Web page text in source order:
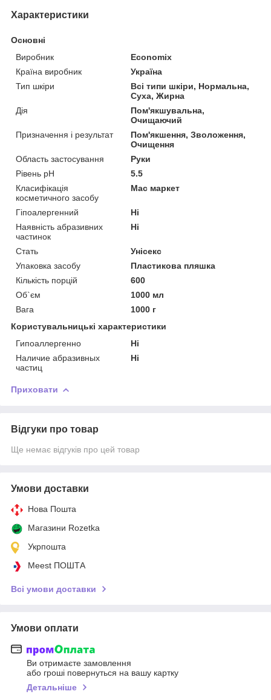
Характеристики
Основні
Виробник
Economix
Країна виробник
Україна
Тип шкіри
Всі типи шкіри, Нормальна,
Суха, Жирна
Дія
Пом'якшувальна,
Очищаючий
Призначення і результат
Пом'якшення, Зволоження,
Очищення
Область застосування
Руки
Рівень pH
5.5
Класифікація
косметичного засобу
Мас маркет
Гіпоалергенний
Ні
Наявність абразивних
частинок
Ні
Стать
Унісекс
Упаковка засобу
Пластикова пляшка
Кількість порцій
600
Об`єм
1000 мл
Вага
1000 г
Користувальницькі характеристики
Гипоаллергенно
Ні
Наличие абразивных
частиц
Ні
Приховати
Відгуки про товар
Ще немає відгуків про цей товар
Умови доставки
Нова Пошта
Магазини Rozetka
Укрпошта
Meest ПОШТА
Всі умови доставки
Умови оплати
Ви отримаєте замовлення
або гроші повернуться на вашу картку
Детальніше